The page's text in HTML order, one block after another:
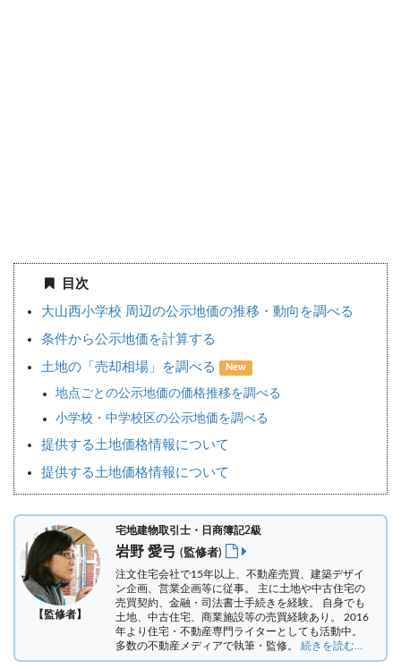
目次
大山西小学校 周辺の公示地価の推移・動向を調べる
条件から公示地価を計算する
土地の「売却相場」を調べる New
地点ごとの公示地価の価格推移を調べる
小学校・中学校区の公示地価を調べる
提供する土地価格情報について
提供する土地価格情報について
【監修者】
宅地建物取引士・日商簿記2級
岩野 愛弓 (監修者)
注文住宅会社で15年以上、不動産売買、建築デザイ
ン企画、営業企画等に従事。 主に土地や中古住宅の
売買契約、金融・司法書士手続きを経験。 自身でも
土地、中古住宅、商業施設等の売買経験あり。 2016
年より住宅・不動産専門ライターとしても活動中。
多数の不動産メディアで執筆・監修。 続きを読む...